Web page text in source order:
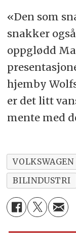
«Den som
snakker
oppglødd
hjemby
er det litt
mente med
VOLKSWAGEN
BILINDUSTRI